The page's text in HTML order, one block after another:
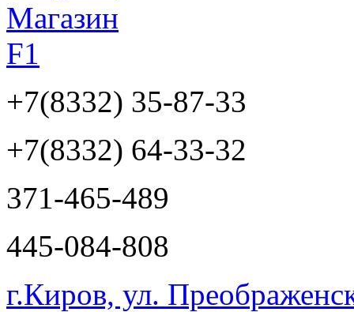
+7(8332) 35-87-33
+7(8332) 64-33-32
371-465-489
445-084-808
г.Киров, ул.